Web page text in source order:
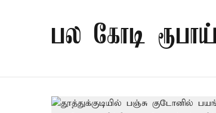
பல கோடி ரூபாய்